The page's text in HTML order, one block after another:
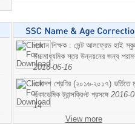
প্রধান শিক্ষক : সেন্ট আলফ্রেড হাই
উচ্চমাধ্যমিক স্তর উন্নয়নের জন্য
2016-06-16
একাদশ শ্রেণির (২০১৬-২০১৭) ভর্তিতে
একাডেমিক ট্রান্সক্রিপ্ট প্রসঙ্গে 2016-
14
View more